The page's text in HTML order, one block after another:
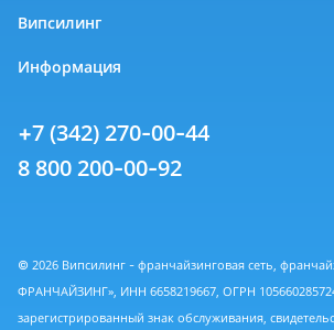
Випсилинг
Информация
+7 (342) 270-00-44
8 800 200-00-92
© 2026 Випсилинг - франчайзинговая сеть,
ФРАНЧАЙЗИНГ», ИНН 6658219667, ОГРН
зарегистрированный знак обслуживания,